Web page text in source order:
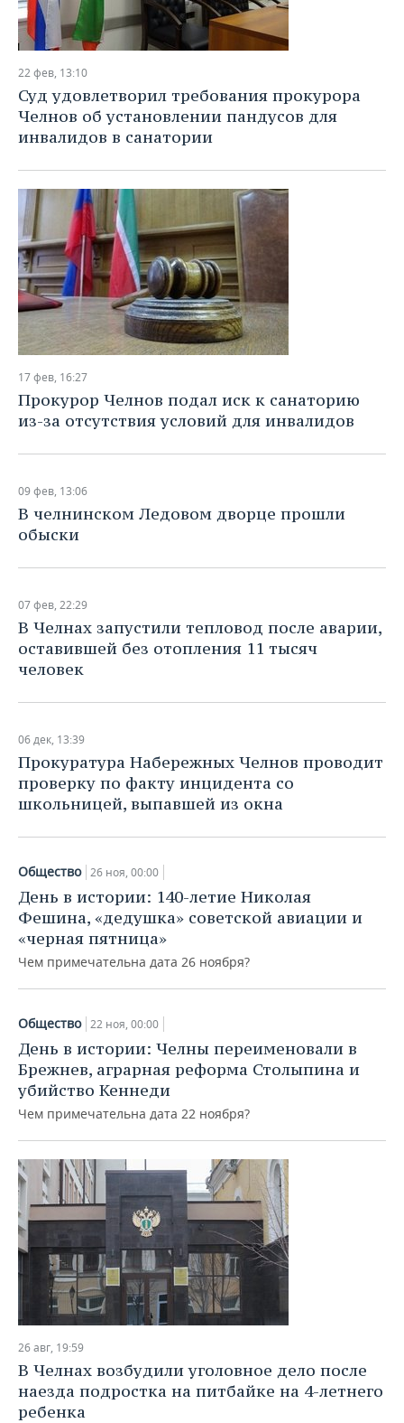
22 фев, 13:10
Суд удовлетворил требования прокурора
Челнов об установлении пандусов для
инвалидов в санатории
17 фев, 16:27
Прокурор Челнов подал иск к санаторию
из-за отсутствия условий для инвалидов
09 фев, 13:06
В челнинском Ледовом дворце прошли
обыски
07 фев, 22:29
В Челнах запустили тепловод после аварии,
оставившей без отопления 11 тысяч
человек
06 дек, 13:39
Прокуратура Набережных Челнов проводит
проверку по факту инцидента со
школьницей, выпавшей из окна
Общество 26 ноя, 00:00
День в истории: 140-летие Николая
Фешина, «дедушка» советской авиации и
«черная пятница»
Чем примечательна дата 26 ноября?
Общество 22 ноя, 00:00
День в истории: Челны переименовали в
Брежнев, аграрная реформа Столыпина и
убийство Кеннеди
Чем примечательна дата 22 ноября?
26 авг, 19:59
В Челнах возбудили уголовное дело после
наезда подростка на питбайке на 4-летнего
ребенка